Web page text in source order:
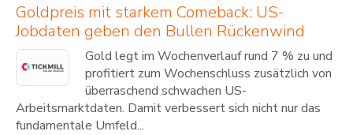
Goldpreis mit starkem Comeback: US-
Jobdaten geben den Bullen Rückenwind
Gold legt im Wochenverlauf rund 7 % zu und
profitiert zum Wochenschluss zusätzlich von
überraschend schwachen US-
Arbeitsmarktdaten. Damit verbessert sich nicht nur das
fundamentale Umfeld...